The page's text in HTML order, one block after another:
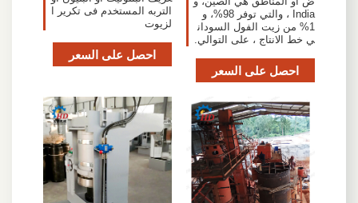
India ، والتي توفر 98%، و
1% من زيت الفول السودان
ي خط الانتاج ، على التوالي.
احصل على السعر
التربه المستخدم فى تكرير ا
لزيوت
احصل على السعر